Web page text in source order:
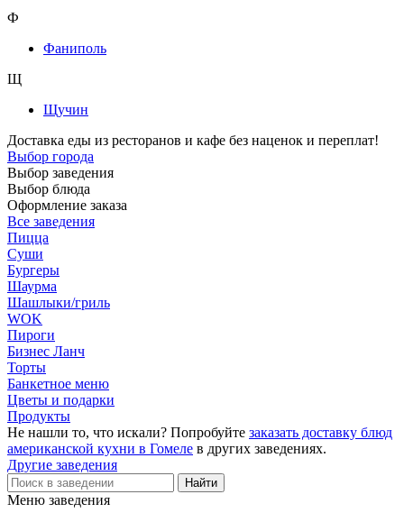
Ф
Фаниполь
Щ
Щучин
Доставка еды из ресторанов и кафе без наценок и переплат!
Выбор города
Выбор заведения
Выбор блюда
Оформление заказа
Все заведения
Пицца
Суши
Бургеры
Шаурма
Шашлыки/гриль
WOK
Пироги
Бизнес Ланч
Торты
Банкетное меню
Цветы и подарки
Продукты
Не нашли то, что искали? Попробуйте заказать доставку блюд
американской кухни в Гомеле в других заведениях.
Другие заведения
Меню заведения